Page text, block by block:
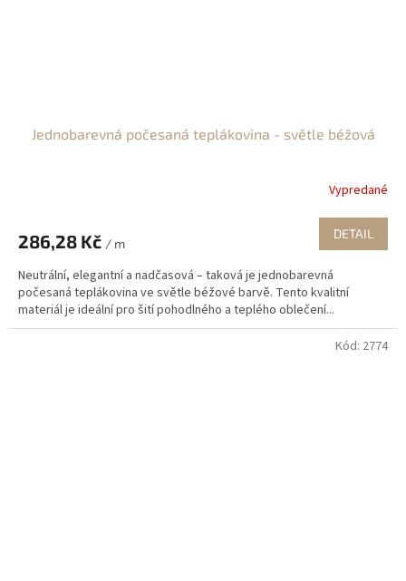
Jednobarevná počesaná teplákovina - světle béžová
Vypredané
286,28 Kč / m
DETAIL
Neutrální, elegantní a nadčasová – taková je jednobarevná
počesaná teplákovina ve světle béžové barvě. Tento kvalitní
materiál je ideální pro šití pohodlného a teplého oblečení...
Kód: 2774